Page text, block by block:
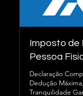
Imposto de
Pessoa
Declaração
Dedução Máxima,
Tranquilidade